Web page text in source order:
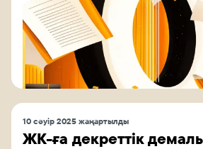
10 сәуір 2025 жаңартылды
ЖК-ға декреттік